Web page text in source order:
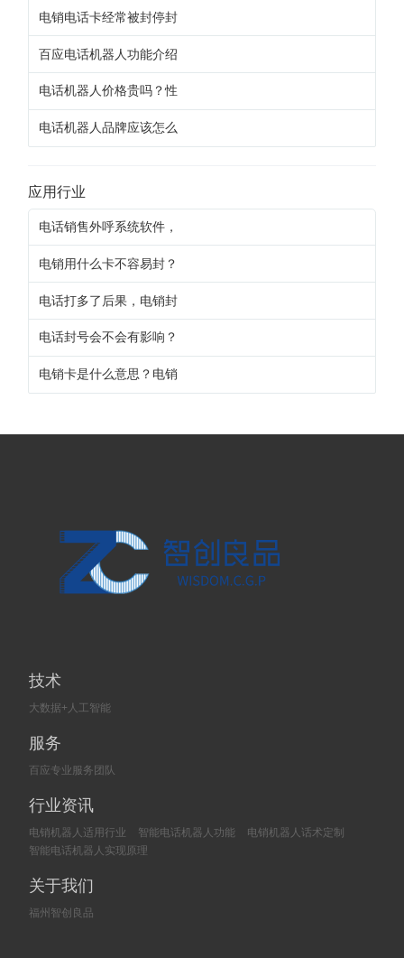
电销电话卡经常被封停封
百应电话机器人功能介绍
电话机器人价格贵吗？性
电话机器人品牌应该怎么
应用行业
电话销售外呼系统软件，
电销用什么卡不容易封？
电话打多了后果，电销封
电话封号会不会有影响？
电销卡是什么意思？电销
技术
大数据+人工智能
服务
百应专业服务团队
行业资讯
电销机器人适用行业 智能电话机器人功能
电销机器人话术定制
智能电话机器人实现原理
关于我们
福州智创良品